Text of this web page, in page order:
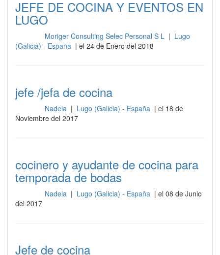
JEFE DE COCINA Y EVENTOS EN
LUGO
Moriger Consulting Selec Personal S L | Lugo
(Galicia) - España | el 24 de Enero del 2018
jefe /jefa de cocina
Nadela | Lugo (Galicia) - España | el 18 de
Noviembre del 2017
cocinero y ayudante de cocina para
temporada de bodas
Nadela | Lugo (Galicia) - España | el 08 de Junio
del 2017
Jefe de cocina